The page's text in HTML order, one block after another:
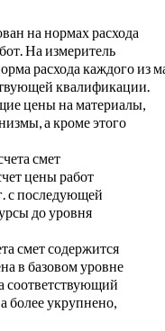
на нормах расхода
На измеритель
расхода каждого из
квалификации.
цены на материалы,
а кроме этого
смет
цены работ
с последующей
до уровня
смет содержится
в базовом уровне
соответствующий
более укрупнено,